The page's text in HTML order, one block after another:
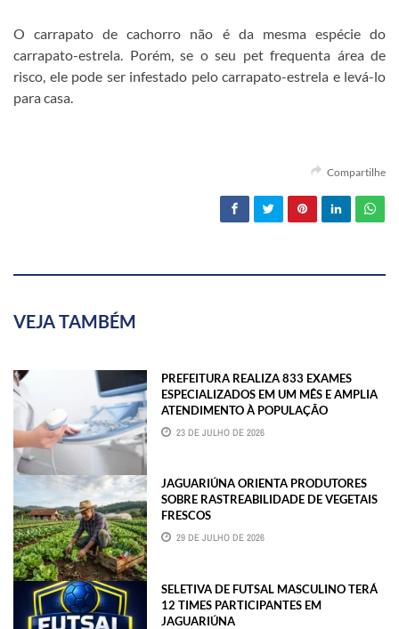
O carrapato de cachorro não é da mesma espécie do
carrapato-estrela. Porém, se o seu pet frequenta área de
risco, ele pode ser infestado pelo carrapato-estrela e levá-lo
para casa.
Compartilhe
VEJA TAMBÉM
PREFEITURA REALIZA 833 EXAMES
ESPECIALIZADOS EM UM MÊS E AMPLIA
ATENDIMENTO À POPULAÇÃO
23 DE JULHO DE 2026
JAGUARIÚNA ORIENTA PRODUTORES
SOBRE RASTREABILIDADE DE VEGETAIS
FRESCOS
29 DE JULHO DE 2026
SELETIVA DE FUTSAL MASCULINO TERÁ
12 TIMES PARTICIPANTES EM
JAGUARIÚNA